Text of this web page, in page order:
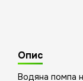
Опис
Водяна помпа